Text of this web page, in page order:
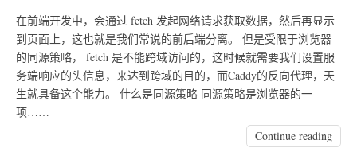
在前端开发中，会通过 fetch 发起网络请求获取数据，然后再显示
到页面上，这也就是我们常说的前后端分离。 但是受限于浏览器
的同源策略， fetch 是不能跨域访问的，这时候就需要我们设置服
务端响应的头信息，来达到跨域的目的，而Caddy的反向代理，天
生就具备这个能力。 什么是同源策略 同源策略是浏览器的一
项……
Continue reading